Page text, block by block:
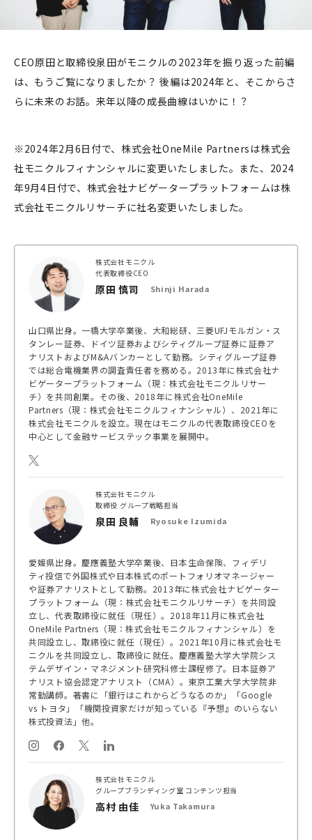
CEO原田と取締役泉田がモニクルの2023年を振り返った前編
は、もうご覧になりましたか？ 後編は2024年と、そこからさ
らに未来のお話。来年以降の成長曲線はいかに！？
※2024年2月6日付で、株式会社OneMile Partnersは株式会
社モニクルフィナンシャルに変更いたしました。また、2024
年9月4日付で、株式会社ナビゲータープラットフォームは株
式会社モニクルリサーチに社名変更いたしました。
株式会社モニクル
代表取締役CEO
原田 慎司 Shinji Harada
山口県出身。一橋大学卒業後、大和総研、三菱UFJモルガン・ス
タンレー証券、ドイツ証券およびシティグループ証券に証券ア
ナリストおよびM&Aバンカーとして勤務。シティグループ証券
では総合電機業界の調査責任者を務める。2013年に株式会社ナ
ビゲータープラットフォーム（現：株式会社モニクルリサー
チ）を共同創業。その後、2018年に株式会社OneMile
Partners（現：株式会社モニクルフィナンシャル）、2021年に
株式会社モニクルを設立。現在はモニクルの代表取締役CEOを
中心として金融サービステック事業を展開中。
株式会社モニクル
取締役 グループ戦略担当
泉田 良輔 Ryosuke Izumida
愛媛県出身。慶應義塾大学卒業後、日本生命保険、フィデリ
ティ投信で外国株式や日本株式のポートフォリオマネージャー
や証券アナリストとして勤務。2013年に株式会社ナビゲーター
プラットフォーム（現：株式会社モニクルリサーチ）を共同設
立し、代表取締役に就任（現任）。2018年11月に株式会社
OneMile Partners（現：株式会社モニクルフィナンシャル）を
共同設立し、取締役に就任（現任）。2021年10月に株式会社モ
ニクルを共同設立し、取締役に就任。慶應義塾大学大学院シス
テムデザイン・マネジメント研究科修士課程修了。日本証券ア
ナリスト協会認定アナリスト（CMA）。東京工業大学大学院非
常勤講師。著書に「銀行はこれからどうなるのか」「Google
vs トヨタ」「機関投資家だけが知っている『予想』のいらない
株式投資法」他。
株式会社モニクル
グループブランディング室 コンテンツ担当
高村 由佳 Yuka Takamura